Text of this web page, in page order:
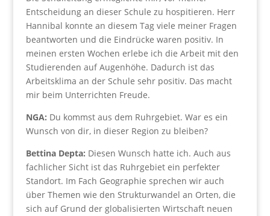
Entscheidung an dieser Schule zu hospitieren. Herr
Hannibal konnte an diesem Tag viele meiner Fragen
beantworten und die Eindrücke waren positiv. In
meinen ersten Wochen erlebe ich die Arbeit mit den
Studierenden auf Augenhöhe. Dadurch ist das
Arbeitsklima an der Schule sehr positiv. Das macht
mir beim Unterrichten Freude.
NGA: Du kommst aus dem Ruhrgebiet. War es ein
Wunsch von dir, in dieser Region zu bleiben?
Bettina Depta: Diesen Wunsch hatte ich. Auch aus
fachlicher Sicht ist das Ruhrgebiet ein perfekter
Standort. Im Fach Geographie sprechen wir auch
über Themen wie den Strukturwandel an Orten, die
sich auf Grund der globalisierten Wirtschaft neuen